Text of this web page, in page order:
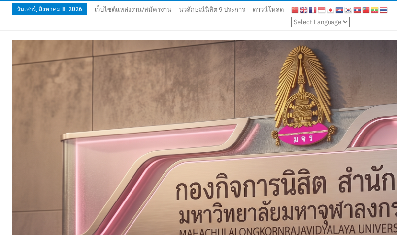
วันเสาร์, สิงหาคม 8, 2026 เว็บไซต์แหล่งงาน/สมัครงาน นวลักษณ์นิสิต 9 ประการ ดาวน์โหลด